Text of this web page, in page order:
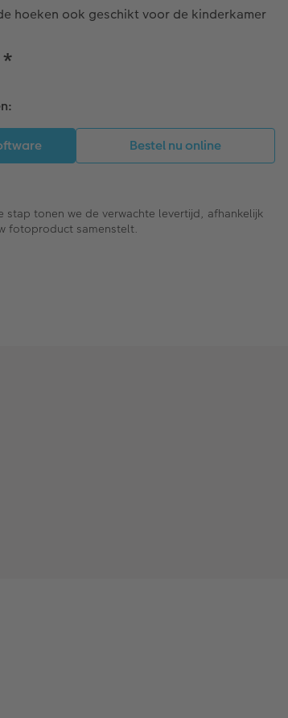
hoeken ook geschikt voor de kinderkamer
*
stap tonen we de verwachte levertijd, afhankelijk
fotoproduct samenstelt.